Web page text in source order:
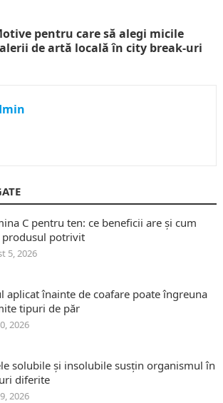
pentru care să alegi micile
de artă locală în city break-uri
C pentru ten: ce beneficii are și cum
produsul potrivit
5, 2026
aplicat înainte de coafare poate îngreuna
tipuri de păr
2026
solubile și insolubile susțin organismul în
diferite
2026